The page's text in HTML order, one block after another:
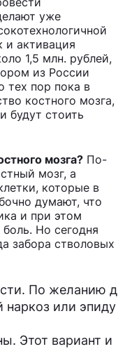
уже
активация
1,5 млн. рублей,
из России
тех пор пока в
костного мозга,
будут стоить
мозга? По-
мозг, а
которые в
думают, что
и при этом
Но сегодня
забора стволовых
По желанию д
или эпиду
Этот вариант и